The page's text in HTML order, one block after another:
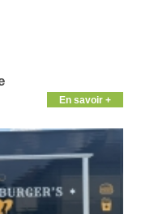
En savoir +